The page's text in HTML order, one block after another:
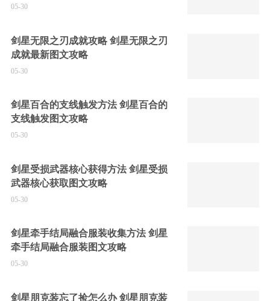
05-30
剑星无限之刃成就攻略 剑星无限之刃
成就最新图文攻略
05-30
剑星百合的支线触发方法 剑星百合的
支线触发图文攻略
05-30
剑星受损武器核心获得方法 剑星受损
武器核心获取图文攻略
05-30
剑星牵手结局融合服装收集方法 剑星
牵手结局融合服装图文攻略
05-30
剑星朋克装忘了捡怎么办 剑星朋克装